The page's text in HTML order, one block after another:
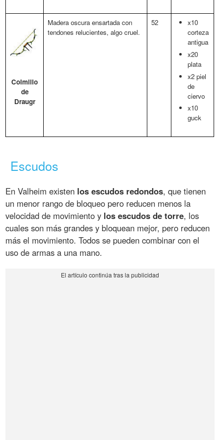
Colmillo
de
Draugr
Madera oscura ensartada con
tendones relucientes, algo cruel.
52
x10
corteza
antigua
x20
plata
x2 piel
de
ciervo
x10
guck
Escudos
En Valheim existen los escudos redondos, que tienen
un menor rango de bloqueo pero reducen menos la
velocidad de movimiento y los escudos de torre, los
cuales son más grandes y bloquean mejor, pero reducen
más el movimiento. Todos se pueden combinar con el
uso de armas a una mano.